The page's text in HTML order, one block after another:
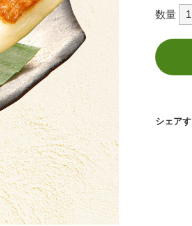
数量
シェア